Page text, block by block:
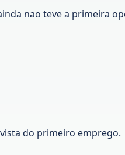
nao teve a primeira
do primeiro emprego.